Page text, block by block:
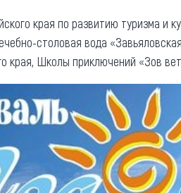
края по развитию туризма и
столовая вода
края, Школы приключений «Зов